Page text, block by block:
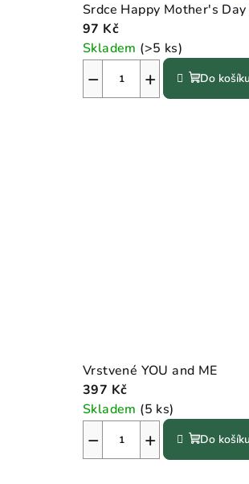
Srdce Happy Mother's Day
97 Kč
Skladem (>5 ks)
+
− Do košíku
Vrstvené YOU and ME
397 Kč
Skladem (5 ks)
+
− Do košíku